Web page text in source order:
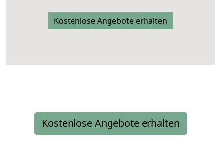
Kostenlose Angebote erhalten
Kostenlose Angebote erhalten